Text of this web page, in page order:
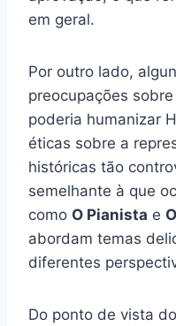
em geral.
Por outro lado,
preocupações
poderia humanizar
éticas sobre a
históricas tão
semelhante à que
como O Pianista e
abordam temas
diferentes
Do ponto de vista do